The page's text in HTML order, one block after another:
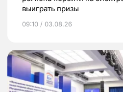
выиграть призы
09:10 / 03.08.26